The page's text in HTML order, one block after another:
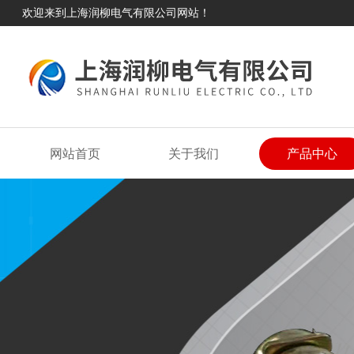
欢迎来到上海润柳电气有限公司网站！
网站首页 关于我们 产品中心